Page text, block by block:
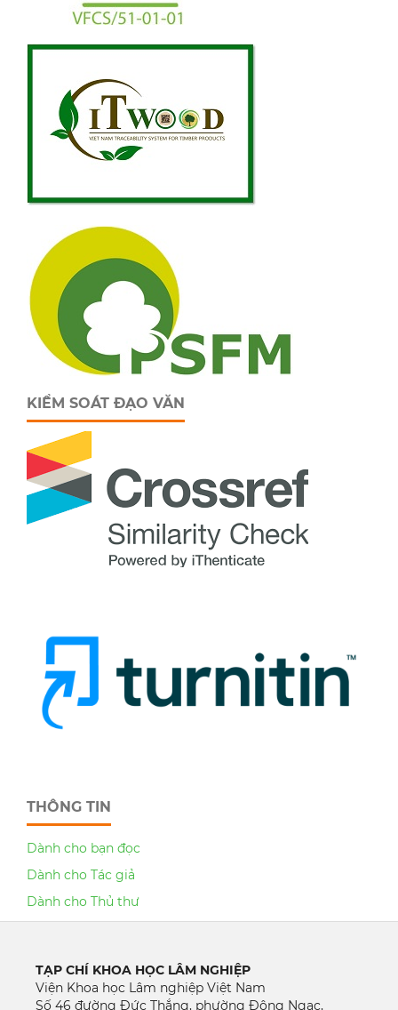
KIỂM SOÁT ĐẠO VĂN
THÔNG TIN
Dành cho bạn đọc
Dành cho Tác giả
Dành cho Thủ thư
TẠP CHÍ KHOA HỌC LÂM NGHIỆP
Viện Khoa học Lâm nghiệp Việt Nam
Số 46 đường Đức Thắng, phường Đông Ngạc,